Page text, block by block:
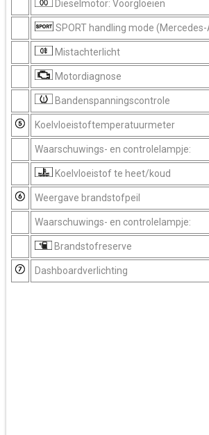
Dieselmotor: Voorgloeien
SPORT handling mode (Mercedes-
Mistachterlicht
Motordiagnose
Bandenspanningscontrole
Koelvloeistoftemperatuurmeter
Waarschuwings- en controlelampje:
Koelvloeistof te heet/koud
Weergave brandstofpeil
Waarschuwings- en controlelampje:
Brandstofreserve
Dashboardverlichting